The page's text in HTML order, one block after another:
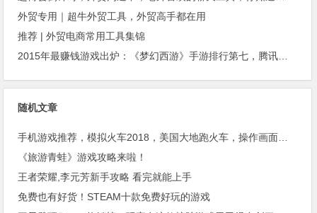
外贸专用｜超牛外贸工具，外贸高手都在用
推荐 | 外贸电商常用工具集锦
随机文章
《旅游青蛙》游戏攻略来啦！
王者荣耀,李元芳新手攻略 看完就能上手
免费也有好货！STEAM十款免费好玩的游戏